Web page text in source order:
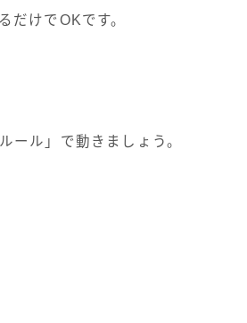
だけでOKです。
ール」で動きましょう。